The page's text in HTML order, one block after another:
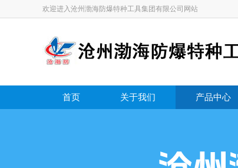
欢迎进入沧州渤海防爆特种工具集团有限公司网站
首页 关于我们 产品中心